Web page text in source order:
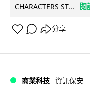
CHARACTERS ST...
閱
分享
商業科技 資訊保安